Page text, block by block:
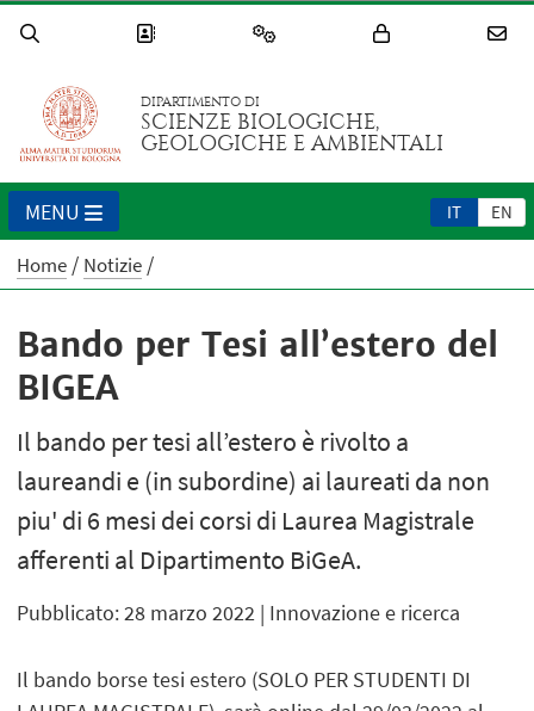
DIPARTIMENTO DI
SCIENZE BIOLOGICHE,
GEOLOGICHE E AMBIENTALI
IT EN
MENU
Home Notizie
Bando per Tesi all’estero del
BIGEA
Il bando per tesi all’estero è rivolto a
laureandi e (in subordine) ai laureati da non
piu' di 6 mesi dei corsi di Laurea Magistrale
afferenti al Dipartimento BiGeA.
Pubblicato: 28 marzo 2022 | Innovazione e ricerca
Il bando borse tesi estero (SOLO PER STUDENTI DI